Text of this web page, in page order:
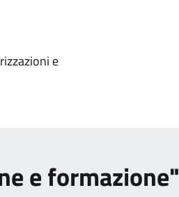
e
e formazione"